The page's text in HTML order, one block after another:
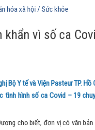
hóa xã hội / Sức khỏe
khẩn vì số ca
Bộ Y tế và Viện Pasteur TP. Hồ
tình hình số ca Covid – 19
cho biết, đơn vị có văn bản